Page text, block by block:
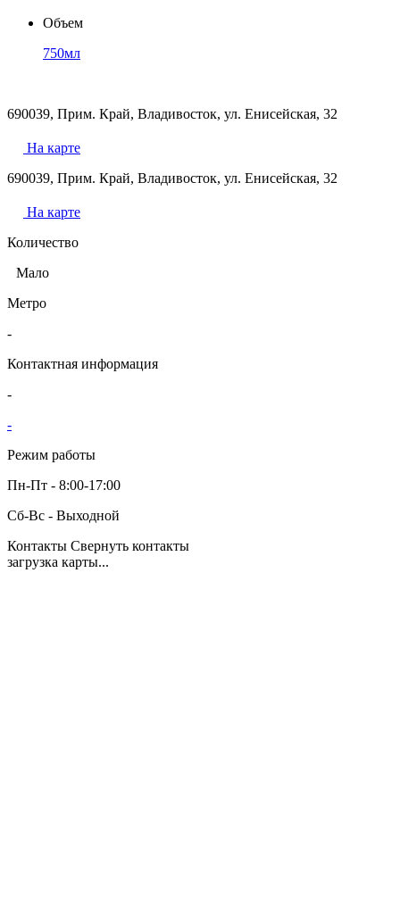
Объем
750мл
690039, Прим. Край, Владивосток, ул. Енисейская, 32
На карте
690039, Прим. Край, Владивосток, ул. Енисейская, 32
На карте
Количество
Мало
Метро
-
Контактная информация
-
-
Режим работы
Пн-Пт - 8:00-17:00
Сб-Вс - Выходной
Контакты Свернуть контакты
загрузка карты...